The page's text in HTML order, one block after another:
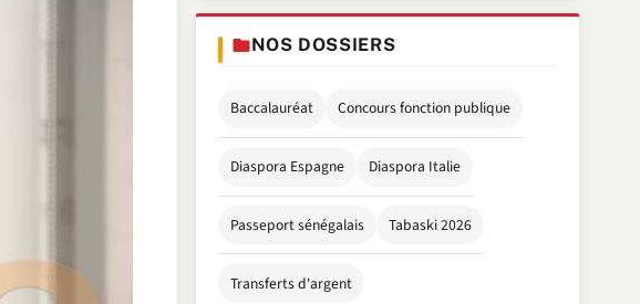
NOS DOSSIERS
Baccalauréat Concours fonction publique
Diaspora Espagne Diaspora Italie
Passeport sénégalais Tabaski 2026
Transferts d'argent